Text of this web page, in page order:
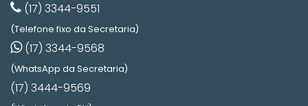
(17) 3344-9551
(Telefone fixo da Secretaria)
(17) 3344-9568
(WhatsApp da Secretaria)
(17) 3444-9569